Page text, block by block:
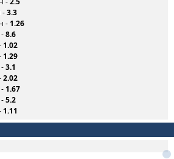
-3.3
- 1.26
8.6
1.02
1.29
3.1
2.02
1.67
5.2
1.11